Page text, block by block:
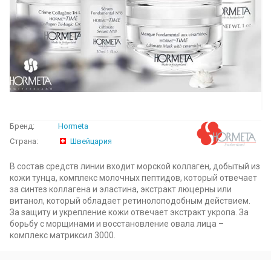
Бренд:
Hormeta
Страна:
Швейцария
В состав средств линии входит морской коллаген, добытый из
кожи тунца, комплекс молочных пептидов, который отвечает
за синтез коллагена и эластина, экстракт люцерны или
витанол, который обладает ретинолоподобным действием.
За защиту и укрепление кожи отвечает экстракт укропа. За
борьбу с морщинами и восстановление овала лица –
комплекс матриксил 3000.